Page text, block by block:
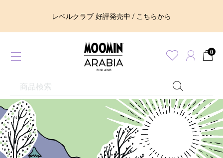
レベルクラブ 好評発売中 / こちらから
0